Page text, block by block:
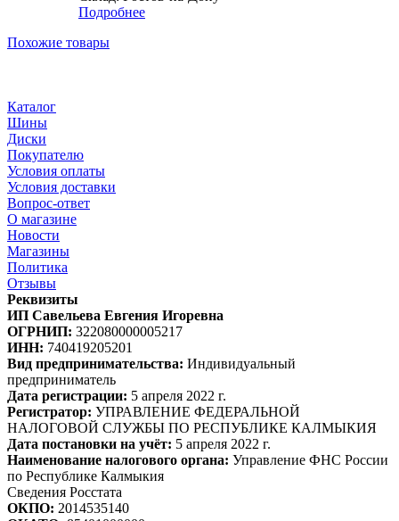
Подробнее
Похожие товары
Каталог
Шины
Диски
Покупателю
Условия оплаты
Условия доставки
Вопрос-ответ
О магазине
Новости
Магазины
Политика
Отзывы
Реквизиты
ИП Савельева Евгения Игоревна
ОГРНИП: 322080000005217
ИНН: 740419205201
Вид предпринимательства: Индивидуальный
предприниматель
Дата регистрации: 5 апреля 2022 г.
Регистратор: УПРАВЛЕНИЕ ФЕДЕРАЛЬНОЙ
НАЛОГОВОЙ СЛУЖБЫ ПО РЕСПУБЛИКЕ КАЛМЫКИЯ
Дата постановки на учёт: 5 апреля 2022 г.
Наименование налогового органа: Управление ФНС России
по Республике Калмыкия
Сведения Росстата
ОКПО: 2014535140